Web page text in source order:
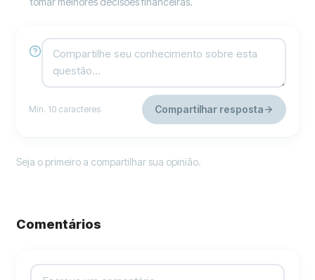
Mín. 10 caracteres Compartilhar resposta
Seja o primeiro a compartilhar sua opinião.
Comentários